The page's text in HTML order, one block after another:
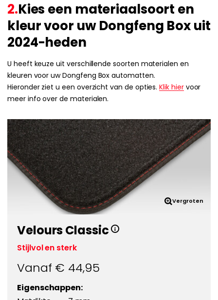
2.Kies een materiaalsoort en
kleur voor uw Dongfeng Box uit
2024-heden
U heeft keuze uit verschillende soorten materialen en
kleuren voor uw Dongfeng Box automatten.
Hieronder ziet u een overzicht van de opties.Klik hiervoor
meer info over de materialen.
Vergroten
Velours Classic
Stijlvol en sterk
Vanaf € 44,95
Eigenschappen: